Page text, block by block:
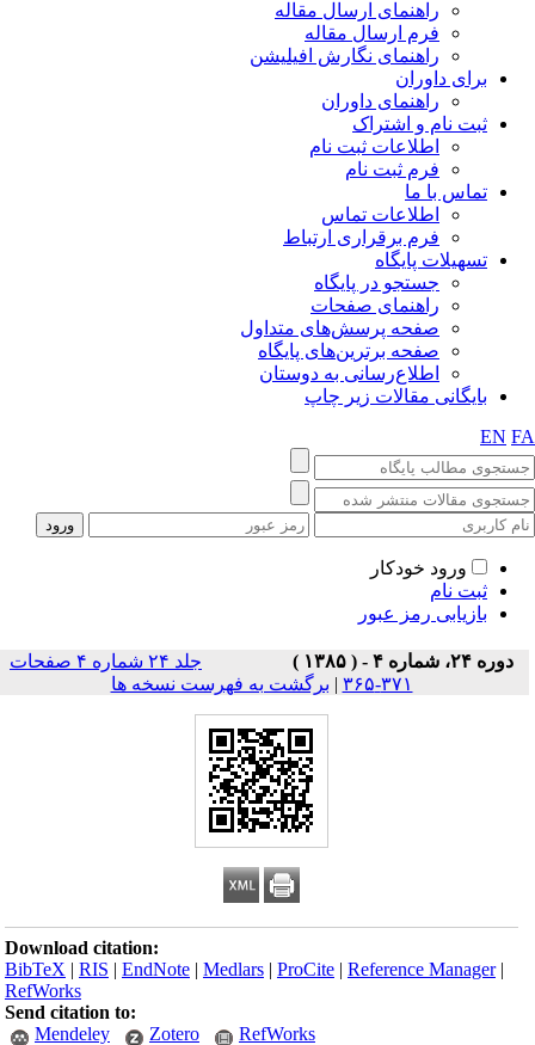
راهنمای ارسال مقاله
فرم ارسال مقاله
راهنمای نگارش افیلیشن
برای داوران
راهنمای داوران
ثبت نام و اشتراک
اطلاعات ثبت نام
فرم ثبت نام
تماس با ما
اطلاعات تماس
فرم برقراری ارتباط
تسهیلات پایگاه
جستجو در پایگاه
راهنمای صفحات
صفحه پرسش‌های متداول
صفحه برترین‌های پایگاه
اطلاع‌رسانی به دوستان
بایگانی مقالات زیر چاپ
EN
ورود خودکار
ثبت نام
بازیابی رمز عبور
دوره ۲۴، شماره ۴ - ( ۱۳۸۵ )
جلد ۲۴ شماره ۴ صفحات
۳۷۱-۳۶۵
| برگشت به فهرست نسخه ها
Download citation:
BibTeX |RIS |EndNote |Medlars |ProCite |Reference Manager
RefWorks
Send citation to:
Mendeley
Zotero RefWorks